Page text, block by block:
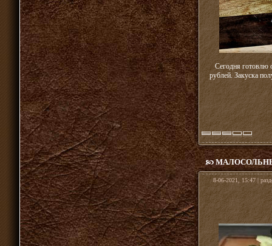
Сегодня готовлю
рублей. Закуска
8-06-2021, 15:47 |